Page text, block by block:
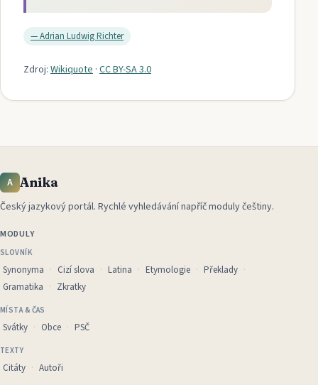
—Adrian Ludwig Richter
Zdroj: Wikiquote · CC BY-SA 3.0
A Anika
Český jazykový portál. Rychlé vyhledávání napříč moduly češtiny.
MODULY
SLOVNÍK
Synonyma Cizí slova Latina Etymologie
Překlady
Gramatika
Zkratky
MÍSTA & ČAS
Svátky Obce PSČ
TEXTY
Citáty Autoři